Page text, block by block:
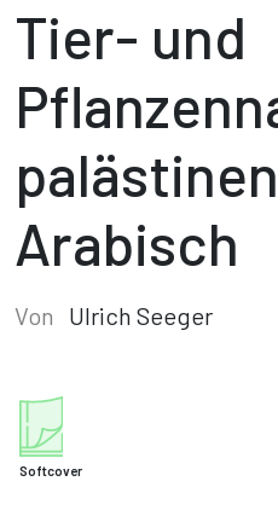
Tier- und
Arabisch
Von Ulrich Seeger
Softcover